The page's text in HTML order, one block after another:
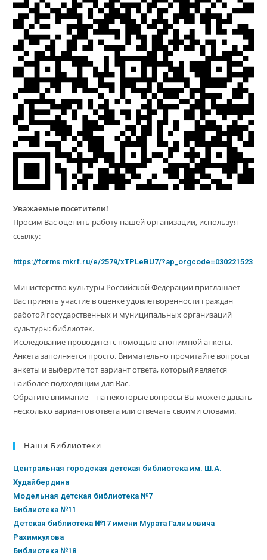
Уважаемые посетители!
Просим Вас оценить работу нашей организации, используя
ссылку:
https://forms.mkrf.ru/e/2579/xTPLeBU7/?ap_orgcode=030221523
Министерство культуры Российской Федерации приглашает
Вас принять участие в оценке удовлетворенности граждан
работой государственных и муниципальных организаций
культуры: библиотек.
Исследование проводится с помощью анонимной анкеты.
Анкета заполняется просто. Внимательно прочитайте вопросы
анкеты и выберите тот вариант ответа, который является
наиболее подходящим для Вас.
Обратите внимание – на некоторые вопросы Вы можете давать
несколько вариантов ответа или отвечать своими словами.
Наши Библиотеки
Центральная городская детская библиотека им. Ш.А.
Худайбердина
Модельная детская библиотека №7
Библиотека №11
Детская библиотека №17 имени Мурата Галимовича
Рахимкулова
Библиотека №18